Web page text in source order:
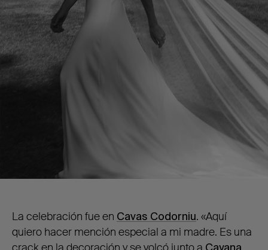
La celebración fue en Cavas Codorniu. «Aquí
quiero hacer mención especial a mi madre. Es una